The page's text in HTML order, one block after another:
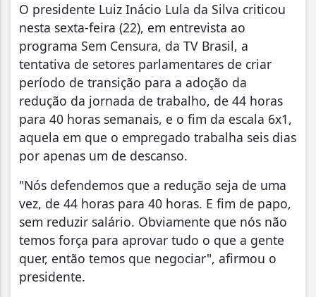
O presidente Luiz Inácio Lula da Silva criticou
nesta sexta-feira (22), em entrevista ao
programa Sem Censura, da TV Brasil, a
tentativa de setores parlamentares de criar
período de transição para a adoção da
redução da jornada de trabalho, de 44 horas
para 40 horas semanais, e o fim da escala 6x1,
aquela em que o empregado trabalha seis dias
por apenas um de descanso.
"Nós defendemos que a redução seja de uma
vez, de 44 horas para 40 horas. E fim de papo,
sem reduzir salário. Obviamente que nós não
temos força para aprovar tudo o que a gente
quer, então temos que negociar", afirmou o
presidente.